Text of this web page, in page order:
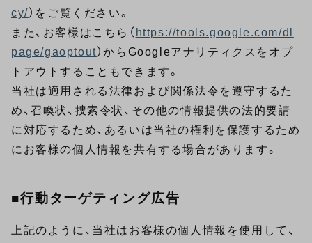
cy/）をご覧ください。
また、お客様はこちら（ https://tools.google.com/dl
page/gaoptout）からGoogleアナリティクスをオプ
トアウトすることもできます。
当社は適用される法律および関係法令を遵守するた
め、召喚状、捜索令状、その他の情報提供の法的要請
に対応するため、あるいは当社の権利を保護するため
にお客様の個人情報を共有する場合があります。
■行動ターゲティング広告
上記のように、当社はお客様の個人情報を使用して、